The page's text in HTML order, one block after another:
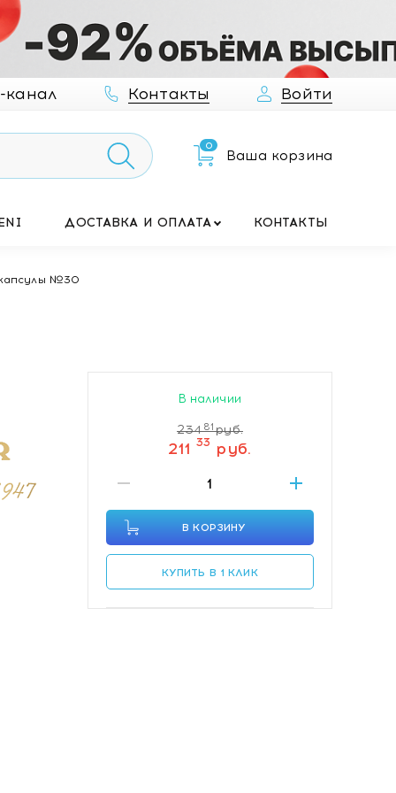
канал Контакты Войти
0
Ваша корзина
ДОСТАВКА И ОПЛАТА КОНТАКТЫ
№30
В наличии
23481 руб.
211 33 руб.
В КОРЗИНУ
КУПИТЬ В 1 КЛИК